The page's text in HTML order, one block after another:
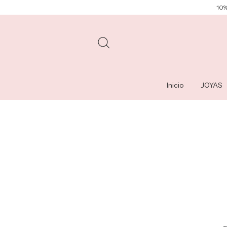
Inicio JOYAS